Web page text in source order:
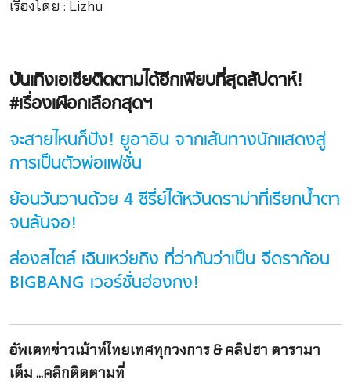
เรื่องโดย : Lizhu
บันเทิงเอเชียติดตามได้อีกเพียบที่สุดสัปดาห์!
#เรื่องเผือกเลือกสุดฯ
จะสายไหนก็ปัง! ยูอาอิน จากเส้นทางนักแสดงสู่
การเป็นตัวพ่อแฟชั่น
ย้อนวันวานด้วย 4 ซีรี่ย์ไต้หวันดราม่าที่เรียกน้ำตา
จนล้นจอ!
ส่องสไตล์ เฉินเหว่ยถิง ที่ว่ากันว่าเป็น จีดราก้อน
BIGBANG เวอร์ชั่นฮ่องกง!
อัพเดทข่าวเม้าท์ไทยเทศทุกวงการ & คลิปฮา ดารามา
เต็ม ...คลิกติดตามที่